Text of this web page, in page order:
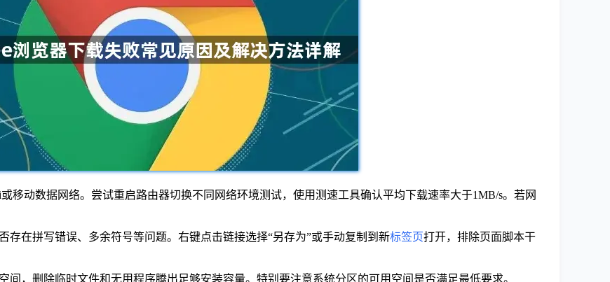
移动数据网络。尝试重启路由器切换不同网络环境测试，使用测速工具确认平均下载速率大于1MB/s。若网
存在拼写错误、多余符号等问题。右键点击链接选择“另存为”或手动复制到新标签页打开，排除页面脚本干
间，删除临时文件和无用程序腾出足够安装容量。特别要注意系统分区的可用空间是否满足最低要求。